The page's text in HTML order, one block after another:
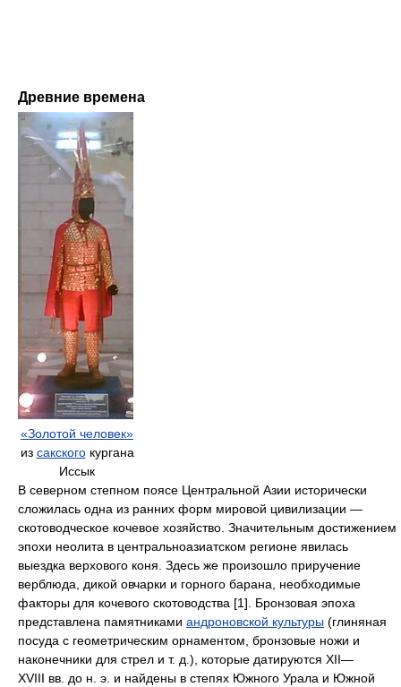
Древние времена
«Золотой человек»
из сакскогокургана
Иссык
В северном степном поясе Центральной Азии исторически
сложилась одна из ранних форм мировой цивилизации —
скотоводческое кочевое хозяйство. Значительным достижением
эпохи неолита в центральноазиатском регионе явилась
выездка верхового коня. Здесь же произошло приручение
верблюда, дикой овчарки и горного барана, необходимые
факторы для кочевого скотоводства [1]. Бронзовая эпоха
представлена памятниками андроновской культуры (глиняная
посуда с геометрическим орнаментом, бронзовые ножи и
наконечники для стрел и т. д.), которые датируются XII—
XVIII вв. до н. э. и найдены в степях Южного Урала и Южной